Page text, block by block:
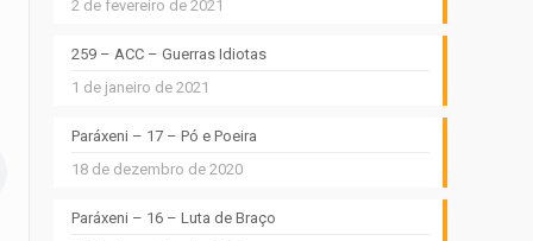
2 de fevereiro de 2021
259 – ACC – Guerras Idiotas
1 de janeiro de 2021
Paráxeni – 17 – Pó e Poeira
18 de dezembro de 2020
Paráxeni – 16 – Luta de Braço